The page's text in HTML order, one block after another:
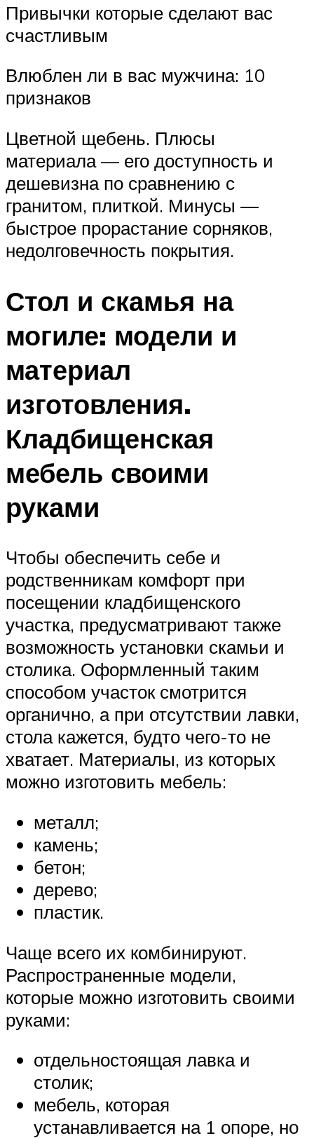
Привычки которые сделают вас
счастливым
Влюблен ли в вас мужчина: 10
признаков
Цветной щебень. Плюсы
материала — его доступность и
дешевизна по сравнению с
гранитом, плиткой. Минусы —
быстрое прорастание сорняков,
недолговечность покрытия.
Стол и скамья на
могиле: модели и
материал
изготовления.
Кладбищенская
мебель своими
руками
Чтобы обеспечить себе и
родственникам комфорт при
посещении кладбищенского
участка, предусматривают также
возможность установки скамьи и
столика. Оформленный таким
способом участок смотрится
органично, а при отсутствии лавки,
стола кажется, будто чего-то не
хватает. Материалы, из которых
можно изготовить мебель:
металл;
камень;
бетон;
дерево;
пластик.
Чаще всего их комбинируют.
Распространенные модели,
которые можно изготовить своими
руками:
отдельностоящая лавка и
столик;
мебель, которая
устанавливается на 1 опоре, но